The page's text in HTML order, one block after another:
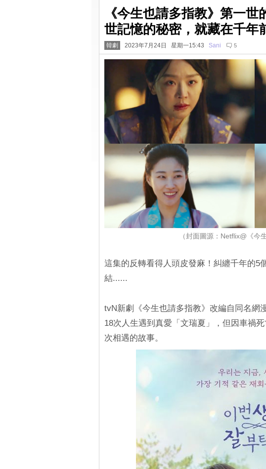
《今生也請多指教》第一
世記憶的秘密，就藏在千年
韓劇 2023年7月24日 星期一15:43 Sani 5
（封面圖源：Netflix@《今
這集的反轉看得人頭皮發麻！糾纏千年的5
結......
tvN新劇《今生也請多指教》改編自同名網
18次人生遇到真愛「文瑞夏」，但因車禍
次相遇的故事。